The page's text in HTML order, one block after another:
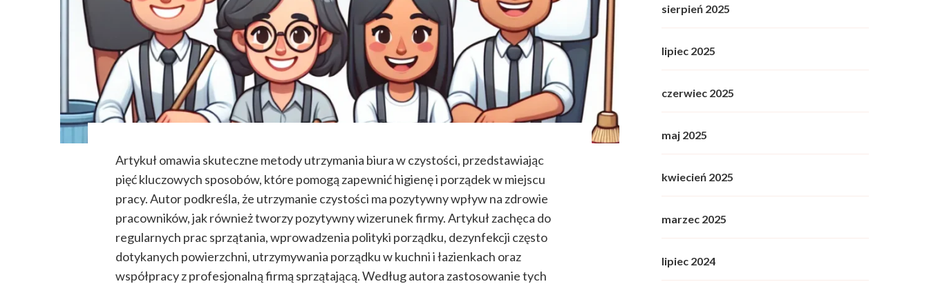
Artykuł omawia skuteczne metody utrzymania biura w czystości, przedstawiając
pięć kluczowych sposobów, które pomogą zapewnić higienę i porządek w miejscu
pracy. Autor podkreśla, że utrzymanie czystości ma pozytywny wpływ na zdrowie
pracowników, jak również tworzy pozytywny wizerunek firmy. Artykuł zachęca do
regularnych prac sprzątania, wprowadzenia polityki porządku, dezynfekcji często
dotykanych powierzchni, utrzymywania porządku w kuchni i łazienkach oraz
współpracy z profesjonalną firmą sprzątającą. Według autora zastosowanie tych
sierpień 2025
lipiec 2025
czerwiec 2025
maj 2025
kwiecień 2025
marzec 2025
lipiec 2024